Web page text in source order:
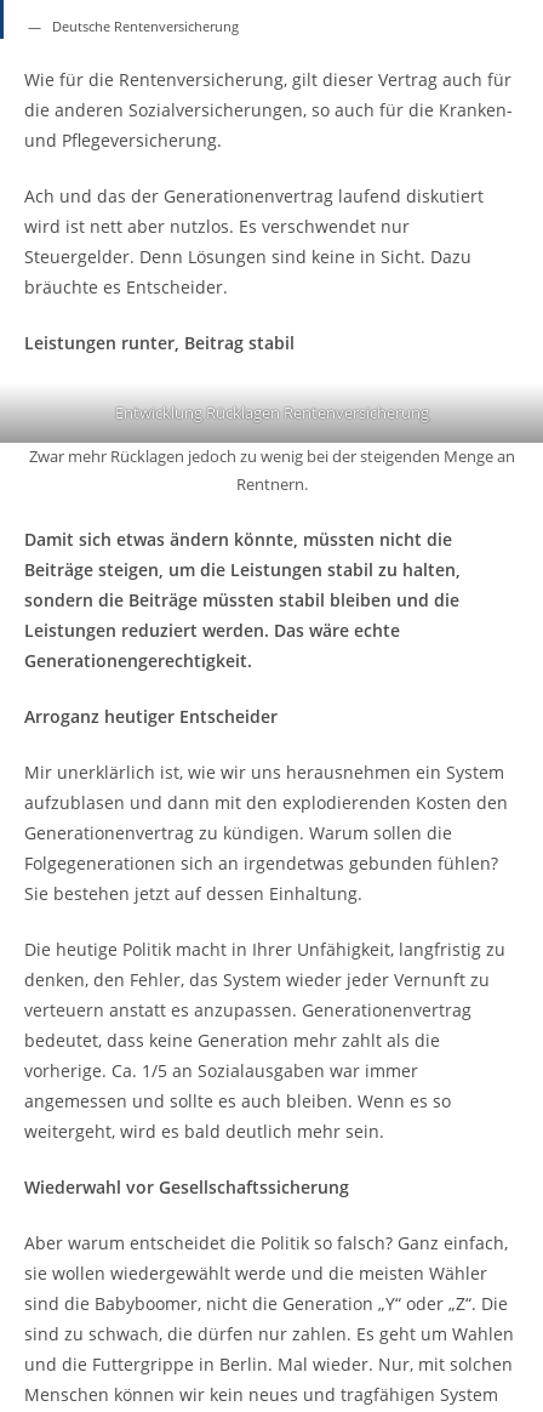
Deutsche Rentenversicherung
Wie für die Rentenversicherung, gilt dieser Vertrag auch für
die anderen Sozialversicherungen, so auch für die Kranken-
und Pflegeversicherung.
Ach und das der Generationenvertrag laufend diskutiert
wird ist nett aber nutzlos. Es verschwendet nur
Steuergelder. Denn Lösungen sind keine in Sicht. Dazu
bräuchte es Entscheider.
Leistungen runter, Beitrag stabil
Entwicklung Rücklagen Rentenversicherung
Zwar mehr Rücklagen jedoch zu wenig bei der steigenden Menge an
Rentnern.
Damit sich etwas ändern könnte, müssten nicht die
Beiträge steigen, um die Leistungen stabil zu halten,
sondern die Beiträge müssten stabil bleiben und die
Leistungen reduziert werden. Das wäre echte
Generationengerechtigkeit.
Arroganz heutiger Entscheider
Mir unerklärlich ist, wie wir uns herausnehmen ein System
aufzublasen und dann mit den explodierenden Kosten den
Generationenvertrag zu kündigen. Warum sollen die
Folgegenerationen sich an irgendetwas gebunden fühlen?
Sie bestehen jetzt auf dessen Einhaltung.
Die heutige Politik macht in Ihrer Unfähigkeit, langfristig zu
denken, den Fehler, das System wieder jeder Vernunft zu
verteuern anstatt es anzupassen. Generationenvertrag
bedeutet, dass keine Generation mehr zahlt als die
vorherige. Ca. 1/5 an Sozialausgaben war immer
angemessen und sollte es auch bleiben. Wenn es so
weitergeht, wird es bald deutlich mehr sein.
Wiederwahl vor Gesellschaftssicherung
Aber warum entscheidet die Politik so falsch? Ganz einfach,
sie wollen wiedergewählt werde und die meisten Wähler
sind die Babyboomer, nicht die Generation „Y“ oder „Z“. Die
sind zu schwach, die dürfen nur zahlen. Es geht um Wahlen
und die Futtergrippe in Berlin. Mal wieder. Nur, mit solchen
Menschen können wir kein neues und tragfähigen System